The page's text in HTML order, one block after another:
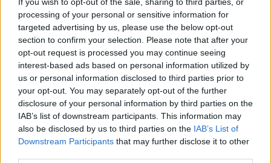
processing of your personal or sensitive information for
targeted advertising by us, please use the below opt-out
section to confirm your selection. Please note that after your
opt-out request is processed you may continue seeing
interest-based ads based on personal information utilized by
us or personal information disclosed to third parties prior to
your opt-out. You may separately opt-out of the further
disclosure of your personal information by third parties on the
IAB’s list of downstream participants. This information may
also be disclosed by us to third parties on the IAB’s List of
Downstream Participants that may further disclose it to other
​Quello che alle mamme non dicono
Adultescenza
Homo imbecillis
​4 anni di Blog
Quando il silenzio è aggressivo
​Il passato, questo conosciuto!
​Clima ballerino e sbalzi d’umore
La maternità
​L’uomo o l’orso?
Non hanno un amico a teatro​
​Tutta una questione di rispetto
​Cose che ci esauriscono
​Vespa che passione!